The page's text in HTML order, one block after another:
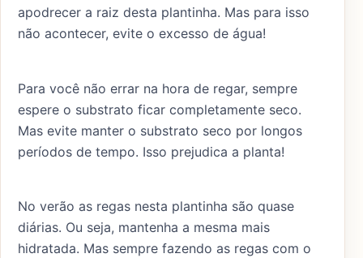
apodrecer a raiz desta plantinha. Mas para isso
não acontecer, evite o excesso de água!
Para você não errar na hora de regar, sempre
espere o substrato ficar completamente seco.
Mas evite manter o substrato seco por longos
períodos de tempo. Isso prejudica a planta!
No verão as regas nesta plantinha são quase
diárias. Ou seja, mantenha a mesma mais
hidratada. Mas sempre fazendo as regas com o